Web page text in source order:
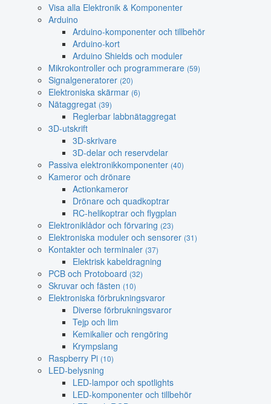
Visa alla Elektronik & Komponenter
Arduino
Arduino-komponenter och tillbehör
Arduino-kort
Arduino Shields och moduler
Mikrokontroller och programmerare (59)
Signalgeneratorer (20)
Elektroniska skärmar (6)
Nätaggregat (39)
Reglerbar labbnätaggregat
3D-utskrift
3D-skrivare
3D-delar och reservdelar
Passiva elektronikkomponenter (40)
Kameror och drönare
Actionkameror
Drönare och quadkoptrar
RC-helikoptrar och flygplan
Elektroniklådor och förvaring (23)
Elektroniska moduler och sensorer (31)
Kontakter och terminaler (37)
Elektrisk kabeldragning
PCB och Protoboard (32)
Skruvar och fästen (10)
Elektroniska förbrukningsvaror
Diverse förbrukningsvaror
Tejp och lim
Kemikalier och rengöring
Krympslang
Raspberry Pi (10)
LED-belysning
LED-lampor och spotlights
LED-komponenter och tillbehör